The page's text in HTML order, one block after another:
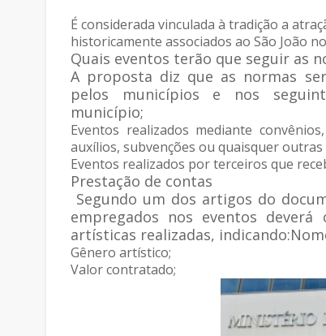
É considerada vinculada à tradição a
historicamente associados ao São João
Quais eventos terão que seguir as
A proposta diz que as normas
pelos municípios e nos
município;
Eventos realizados mediante
auxílios, subvenções ou quaisquer
Eventos realizados por terceiros que
Prestação de contas
Segundo um dos artigos do
empregados nos eventos
artísticas realizadas,
Gênero artístico;
Valor contratado;